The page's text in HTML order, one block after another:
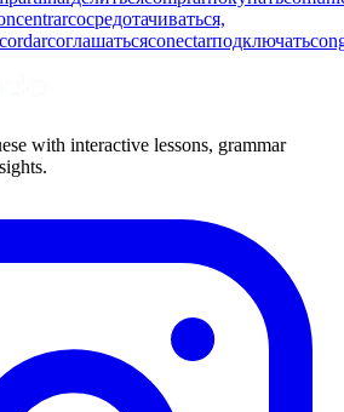
сосредотачиваться,
соглашатьсяconectarподключать
with interactive lessons, grammar